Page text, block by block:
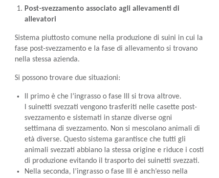
Post-svezzamento associato agli allevamenti di
allevatori
Sistema piuttosto comune nella produzione di suini in cui la
fase post-svezzamento e la fase di allevamento si trovano
nella stessa azienda.
Si possono trovare due situazioni:
Il primo è che l’ingrasso o fase III si trova altrove.
I suinetti svezzati vengono trasferiti nelle casette post-
svezzamento e sistemati in stanze diverse ogni
settimana di svezzamento. Non si mescolano animali di
età diverse. Questo sistema garantisce che tutti gli
animali svezzati abbiano la stessa origine e riduce i costi
di produzione evitando il trasporto dei suinetti svezzati.
Nella seconda, l’ingrasso o fase III è anch’esso nella